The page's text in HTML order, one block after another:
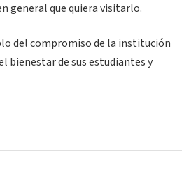
general que quiera visitarlo.
del compromiso de la institución
bienestar de sus estudiantes y